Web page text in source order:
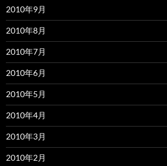
2010年9月
2010年8月
2010年7月
2010年6月
2010年5月
2010年4月
2010年3月
2010年2月